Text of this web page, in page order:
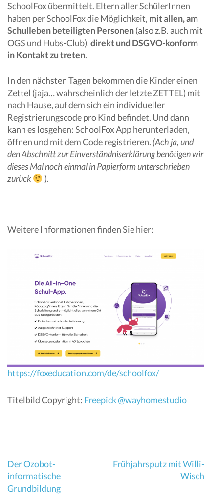
SchoolFox übermittelt. Eltern aller SchülerInnen
haben per SchoolFox die Möglichkeit, mit allen, am
Schulleben beteiligten Personen(also z.B. auch mit
OGS und Hubs-Club),direkt und DSGVO-konform
in Kontakt zu treten.
In den nächsten Tagen bekommen die Kinder einen
Zettel (jaja… wahrscheinlich der letzte ZETTEL) mit
nach Hause, auf dem sich ein individueller
Registrierungscode pro Kind befindet. Und dann
kann es losgehen: SchoolFox App herunterladen,
öffnen und mit dem Code registrieren. (Ach ja, und
den Abschnitt zur Einverständniserklärung benötigen wir
dieses Mal noch einmal in Papierform unterschrieben
zurück
).
Weitere Informationen finden Sie hier:
https://foxeducation.com/de/schoolfox/
Titelbild Copyright: Freepick @wayhomestudio
Beitragsnavigation
Der Ozobot-
informatische
Grundbildung
Frühjahrsputz mit Willi-
Wisch